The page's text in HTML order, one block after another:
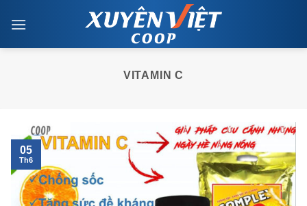
VITAMIN C
05
Th6